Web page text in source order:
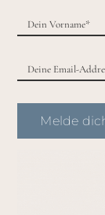
Melde